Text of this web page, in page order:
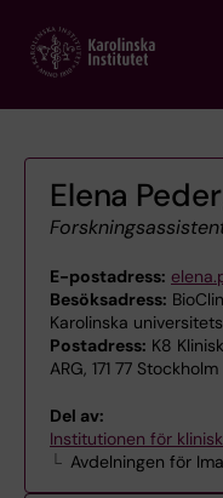
main
Elena
E-postadress:
Besöksadress:
Karolinska
Postadress: K8
ARG, 171 77 Stockholm
Del av:
Institutionen för
Avdelningen för